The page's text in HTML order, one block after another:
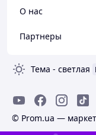
О нас
Партнеры
Тема - светлая
© Prom.ua —